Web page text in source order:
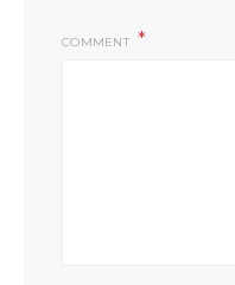
COMMENT